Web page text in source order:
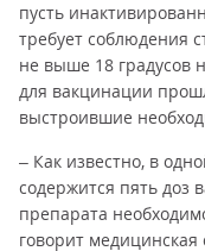
пусть
требует соблюдения
не выше 18 градусов
для вакцинации
выстроившие
– Как известно, в
содержится пять доз
препарата
говорит